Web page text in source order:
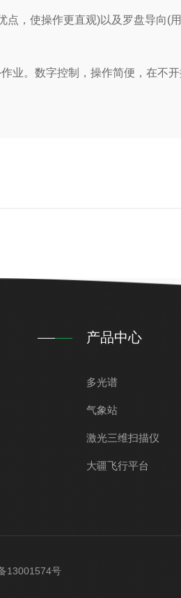
使操作更直观)以及罗盘导向(用
业。数字控制，操作简便，在不
产品中心
多光谱
气象站
激光三维扫描仪
大疆飞行平台
13001574号